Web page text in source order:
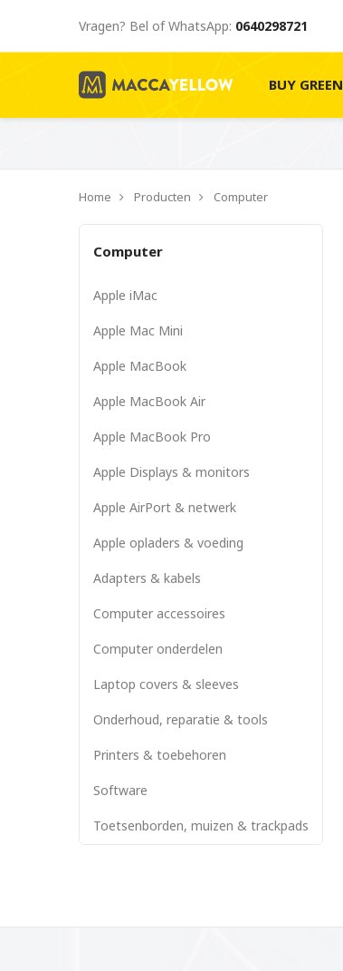
Vragen? Bel of WhatsApp: 0640298721
BUY GREEN
Home Producten Computer
Computer
Apple iMac
Apple Mac Mini
Apple MacBook
Apple MacBook Air
Apple MacBook Pro
Apple Displays & monitors
Apple AirPort & netwerk
Apple opladers & voeding
Adapters & kabels
Computer accessoires
Computer onderdelen
Laptop covers & sleeves
Onderhoud, reparatie & tools
Printers & toebehoren
Software
Toetsenborden, muizen & trackpads